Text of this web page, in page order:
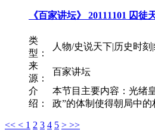
《百家讲坛》 20111101 囚徒
类
型：
人物/史说天下|历史时
来
源：
百家讲坛
介
绍：
本节目主要内容：光绪
政”的体制使得朝局中的
<< < 1 2 3 4 5 > >>